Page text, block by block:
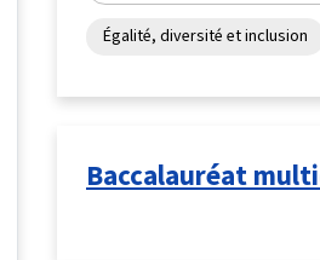
Égalité, diversité et inclusion
Baccalauréat